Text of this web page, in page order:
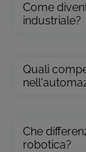
Come
industriale?
Quali
Che
robotica?